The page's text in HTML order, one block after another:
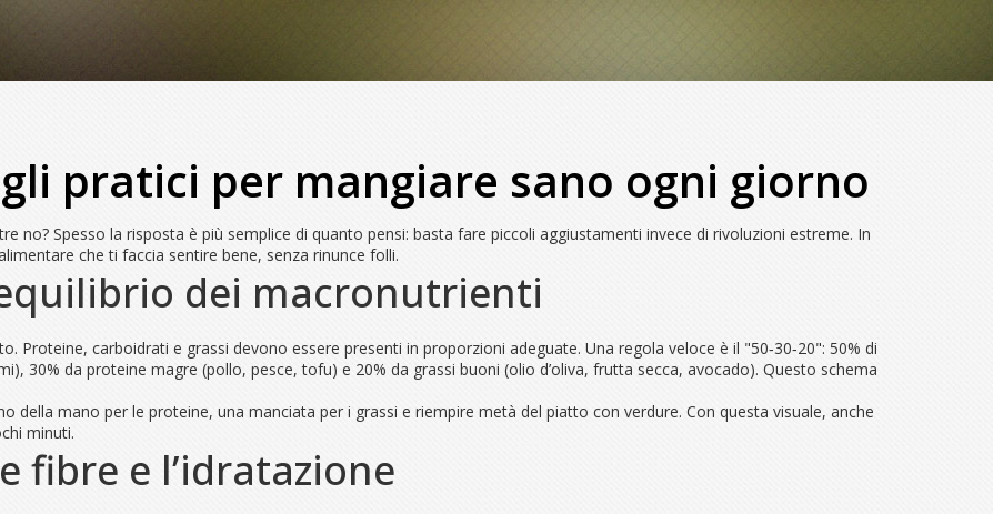
pratici per mangiare sano ogni giorno
no? Spesso la risposta è più semplice di quanto pensi: basta fare piccoli aggiustamenti invece di rivoluzioni estreme. In
che ti faccia sentire bene, senza rinunce folli.
dei macronutrienti
Proteine, carboidrati e grassi devono essere presenti in proporzioni adeguate. Una regola veloce è il "50‑30‑20": 50% di
30% da proteine magre (pollo, pesce, tofu) e 20% da grassi buoni (olio d’oliva, frutta secca, avocado). Questo schema
della mano per le proteine, una manciata per i grassi e riempire metà del piatto con verdure. Con questa visuale, anche
minuti.
fibre e l’idratazione